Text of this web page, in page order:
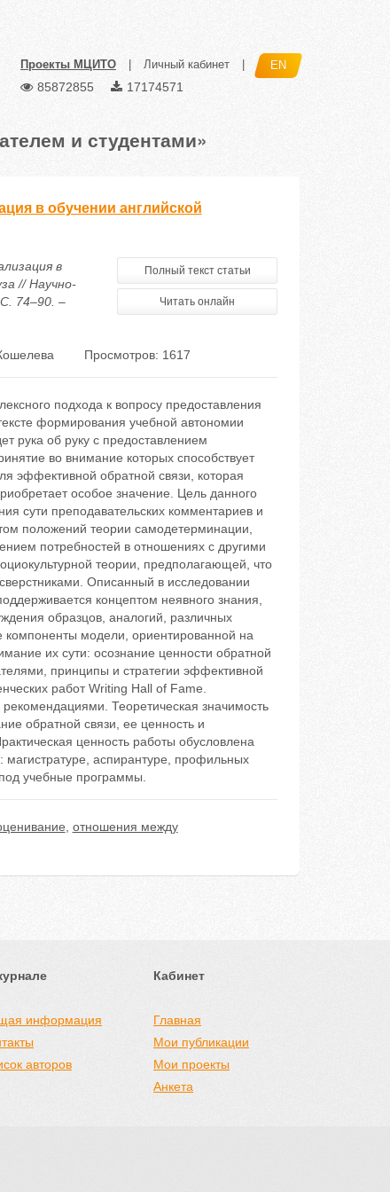
Проекты МЦИТО Личный кабинет EN
85872855 17174571
и студентами»
в обучении английской
в
// Научно-
74–90. –
Полный текст статьи
Читать онлайн
Просмотров: 1617
подхода к вопросу предоставления
формирования учебной автономии
рука об руку с предоставлением
во внимание которых способствует
эффективной обратной связи, которая
особое значение. Цель данного
сути преподавательских комментариев и
положений теории самодетерминации,
потребностей в отношениях с другими
теории, предполагающей, что
Описанный в исследовании
концептом неявного знания,
образцов, аналогий, различных
компоненты модели, ориентированной на
их сути: осознание ценности обратной
принципы и стратегии эффективной
работ Writing Hall of Fame.
Теоретическая значимость
обратной связи, ее ценность и
ценность работы обусловлена
магистратуре, аспирантуре, профильных
учебные программы.
отношения между
информация
авторов
Кабинет
Главная
Мои публикации
Мои проекты
Анкета